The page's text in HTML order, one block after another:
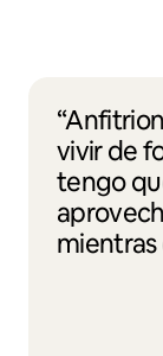
vivir de
tengo
mientras